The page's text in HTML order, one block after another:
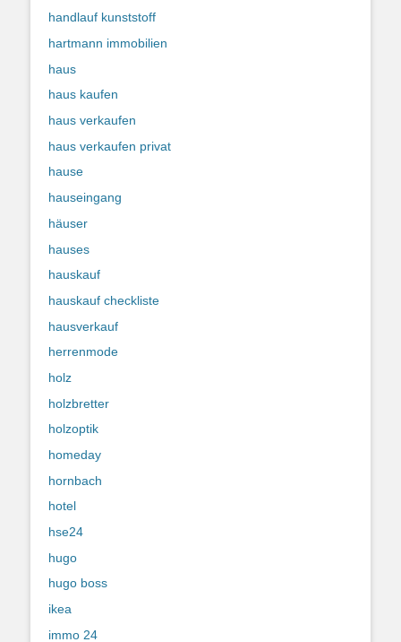
handlauf kunststoff
hartmann immobilien
haus
haus kaufen
haus verkaufen
haus verkaufen privat
hause
hauseingang
häuser
hauses
hauskauf
hauskauf checkliste
hausverkauf
herrenmode
holz
holzbretter
holzoptik
homeday
hornbach
hotel
hse24
hugo
hugo boss
ikea
immo 24